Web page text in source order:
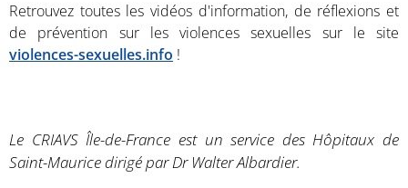
Retrouvez toutes les vidéos d'information, de réflexions et
de prévention sur les violences sexuelles sur le site
violences-sexuelles.info !
Le CRIAVS Île-de-France est un service des Hôpitaux de
Saint-Maurice dirigé par Dr Walter Albardier.